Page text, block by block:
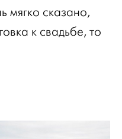
мягко сказано,
к свадьбе, то